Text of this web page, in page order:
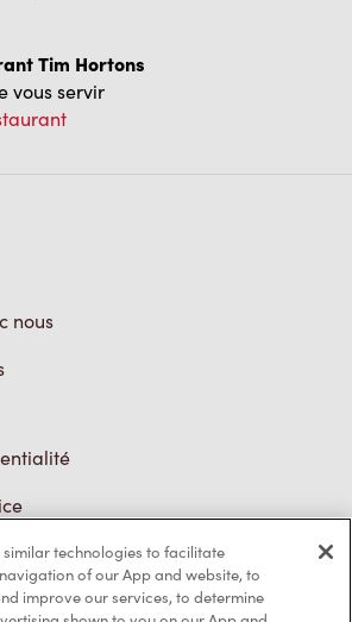
Tim Hortons
vous servir
similar technologies to facilitate
of our App and website, to
improve our services, to determine